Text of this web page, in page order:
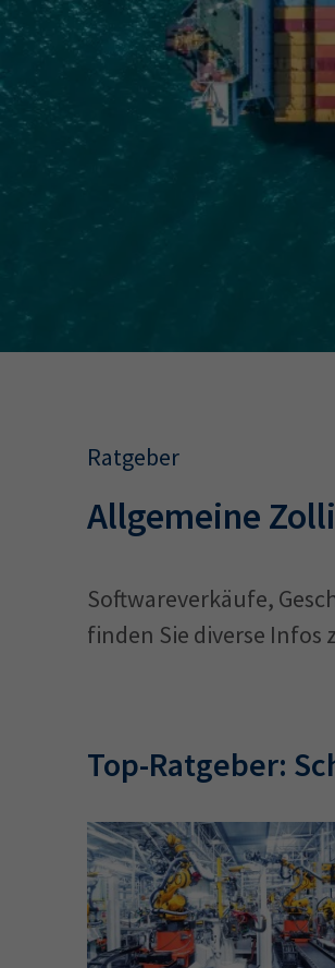
Ratgeber
Allgemeine
Softwareverkäufe,
finden Sie diverse Infos
Top-Ratgeber: